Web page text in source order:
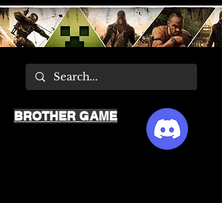
BROTHER GAME